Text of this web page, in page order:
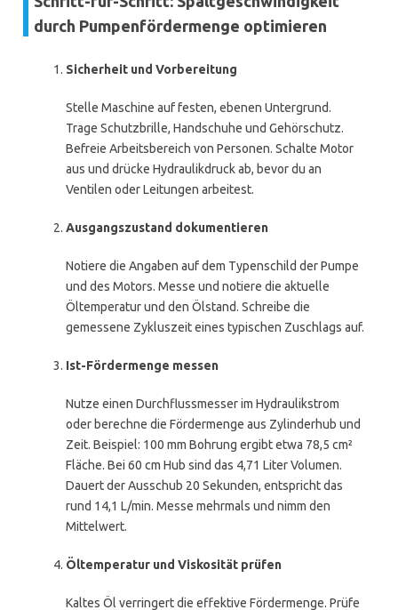
durch Pumpenfördermenge optimieren
Sicherheit und Vorbereitung
Stelle Maschine auf festen, ebenen Untergrund.
Trage Schutzbrille, Handschuhe und Gehörschutz.
Befreie Arbeitsbereich von Personen. Schalte Motor
aus und drücke Hydraulikdruck ab, bevor du an
Ventilen oder Leitungen arbeitest.
Ausgangszustand dokumentieren
Notiere die Angaben auf dem Typenschild der Pumpe
und des Motors. Messe und notiere die aktuelle
Öltemperatur und den Ölstand. Schreibe die
gemessene Zykluszeit eines typischen Zuschlags auf.
Ist-Fördermenge messen
Nutze einen Durchflussmesser im Hydraulikstrom
oder berechne die Fördermenge aus Zylinderhub und
Zeit. Beispiel: 100 mm Bohrung ergibt etwa 78,5 cm²
Fläche. Bei 60 cm Hub sind das 4,71 Liter Volumen.
Dauert der Ausschub 20 Sekunden, entspricht das
rund 14,1 L/min. Messe mehrmals und nimm den
Mittelwert.
Öltemperatur und Viskosität prüfen
Kaltes Öl verringert die effektive Fördermenge. Prüfe